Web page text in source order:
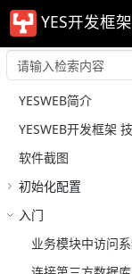
YES开发框
YESWEB简介
YESWEB开发框架
软件截图
初始化配置
入门
业务模块中访问